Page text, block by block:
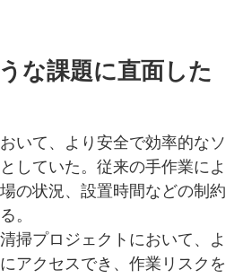
な課題に直面した
いて、より安全で効率的なソ
していた。従来の手作業によ
の状況、設置時間などの制約
。
掃プロジェクトにおいて、よ
アクセスでき、作業リスクを